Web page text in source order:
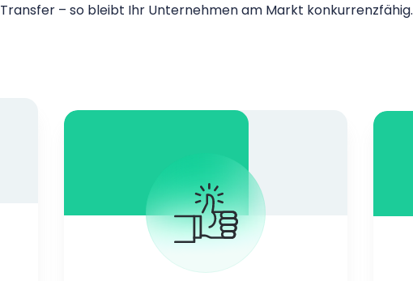
Transfer – so bleibt Ihr Unternehmen am Markt konkurrenzfähig.